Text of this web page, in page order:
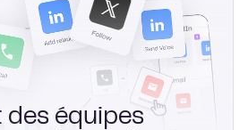
des équipes